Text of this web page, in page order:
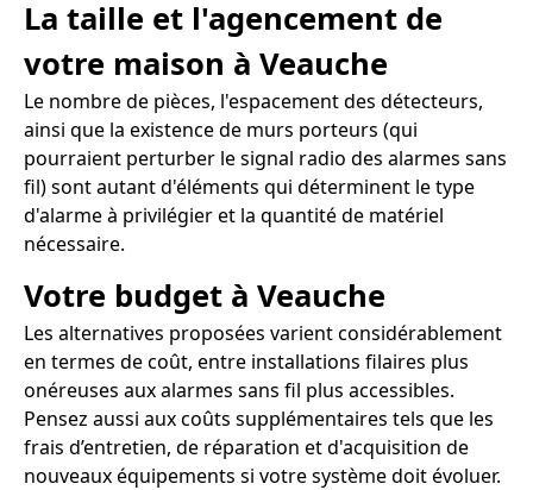
La taille et l'agencement de
votre maison à Veauche
Le nombre de pièces, l'espacement des détecteurs,
ainsi que la existence de murs porteurs (qui
pourraient perturber le signal radio des alarmes sans
fil) sont autant d'éléments qui déterminent le type
d'alarme à privilégier et la quantité de matériel
nécessaire.
Votre budget à Veauche
Les alternatives proposées varient considérablement
en termes de coût, entre installations filaires plus
onéreuses aux alarmes sans fil plus accessibles.
Pensez aussi aux coûts supplémentaires tels que les
frais d’entretien, de réparation et d'acquisition de
nouveaux équipements si votre système doit évoluer.